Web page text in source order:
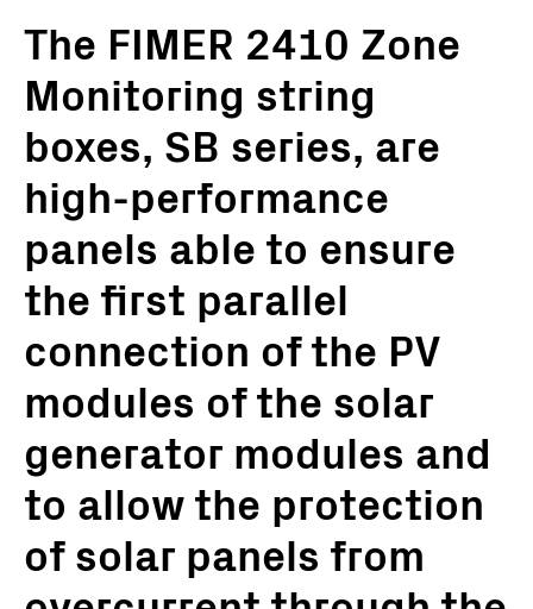
The FIMER 2410 Zone
Monitoring string
boxes, SB series, are
high-performance
panels able to ensure
the first parallel
connection of the PV
modules of the solar
generator modules and
to allow the protection
of solar panels from